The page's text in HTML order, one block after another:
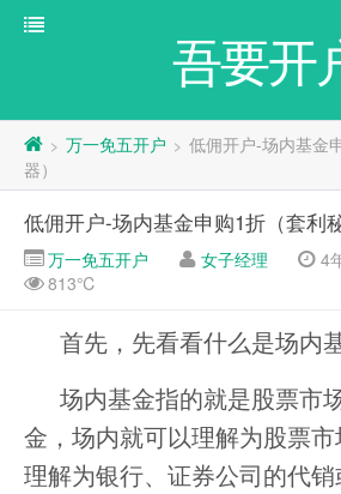
吾要开
> 万一免五开户 > 低佣开户-场内基金
器）
低佣开户-场内基金申购1折（套利
万一免五开户 女子经理
4
813℃
首先，先看看什么是场内基
场内基金指的就是股票市
金，场内就可以理解为股票
理解为银行、证券公司的代